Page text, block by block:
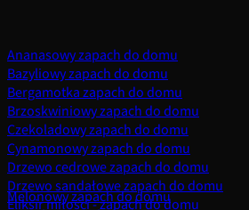
Ananasowy zapach do domu
Bazyliowy zapach do domu
Bergamotka zapach do domu
Brzoskwiniowy zapach do domu
Czekoladowy zapach do domu
Cynamonowy zapach do domu
Drzewo cedrowe zapach do domu
Drzewo sandałowe zapach do domu
Eliksir miłości - zapach do domu
Melonowy zapach do domu